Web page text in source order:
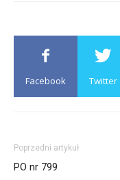
Facebook Twitter
Poprzedni artykuł
PO nr 799